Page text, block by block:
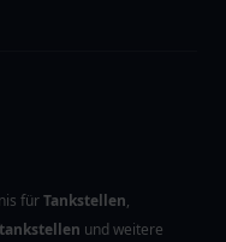
fürTankstellen,
und weitere